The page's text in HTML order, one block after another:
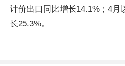
计价出口同比增长14.1%；4月
长25.3%。